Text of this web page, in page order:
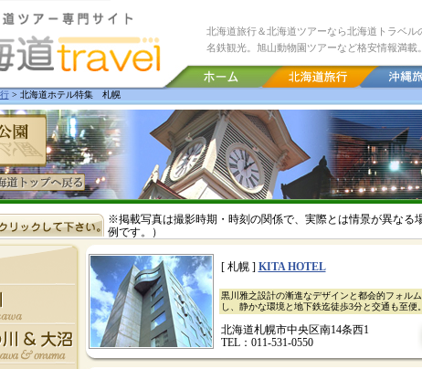
北海道旅行＆北海道ツアーなら北海道トラベル
名鉄観光。旭山動物園ツアーなど格安情報満載。
> 北海道ホテル特集 札幌
※掲載写真は撮影時期・時刻の関係で、実際とは情景が異なる
例です。）
[ 札幌 ] KITA HOTEL
黒川雅之設計の漸進なデザインと都会的フォル
し、静かな環境と地下鉄迄徒歩3分と交通も至便
北海道札幌市中央区南14条西1
TEL：011-531-0550